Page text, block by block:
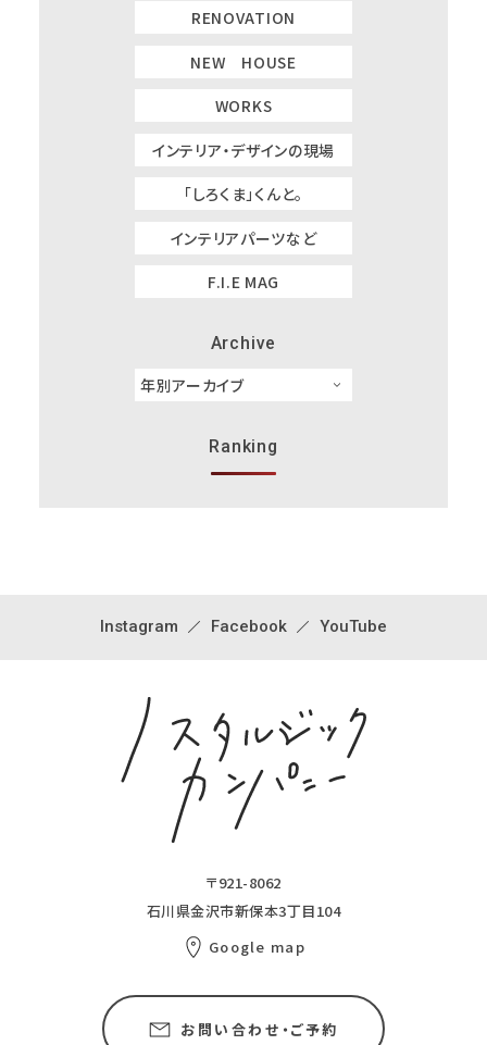
RENOVATION
NEW HOUSE
WORKS
インテリア・デザインの現場
「しろくま」くんと。
インテリアパーツなど
F.I.E MAG
Archive
Ranking
Instagram Facebook YouTube
〒921-8062
石川県金沢市新保本3丁目104
Google map
お問い合わせ・ご予約